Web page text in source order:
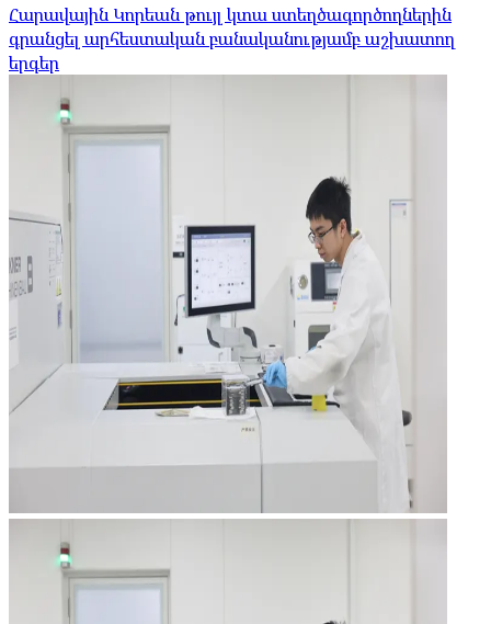
Հարավային Կորեան թույլ կտա ստեղծագործողներին
գրանցել արհեստական ​​բանականությամբ աշխատող
երգեր